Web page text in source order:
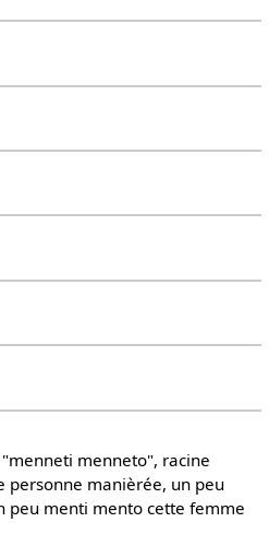
menneto", racine
personne manièrée, un peu
peu menti mento cette femme